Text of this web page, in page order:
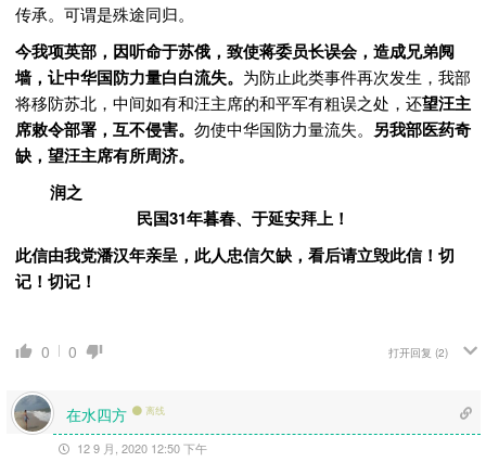
传承。可谓是殊途同归。
今我项英部，因听命于苏俄，致使蒋委员长误会，造成兄弟阋
墙，让中华国防力量白白流失。 为防止此类事件再次发生，我部
将移防苏北，中间如有和汪主席的和平军有粗误之处， 还望汪主
席敕令部署，互不侵害。 勿使中华国防力量流失。 另我部医药奇
缺，望汪主席有所周济。
润之
民国31年暮春、于延安拜上！
此信由我党潘汉年亲呈，此人忠信欠缺，看后请立毁此信！切
记！切记！
0 0 打开回复 (2)
在水四方 离线
12 9 月, 2020 12:50 下午